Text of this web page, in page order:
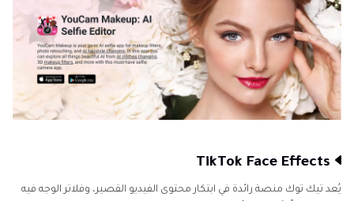
TikTok Face Effects
يُعد تيك توك منصة رائدة في ابتكار محتوى الفيديو القصير، وفلاتر الوجه فيه